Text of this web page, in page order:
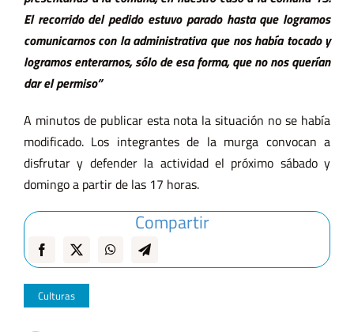
El recorrido del pedido estuvo parado hasta que logramos
comunicarnos con la administrativa que nos había tocado y
logramos enterarnos, sólo de esa forma, que no nos querían
dar el permiso”
A minutos de publicar esta nota la situación no se había
modificado. Los integrantes de la murga convocan a
disfrutar y defender la actividad el próximo sábado y
domingo a partir de las 17 horas.
Compartir
Culturas